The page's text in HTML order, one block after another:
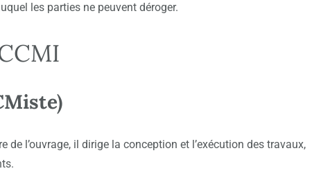
les parties ne peuvent déroger.
de l’ouvrage, il dirige la conception et l’exécution des travaux,